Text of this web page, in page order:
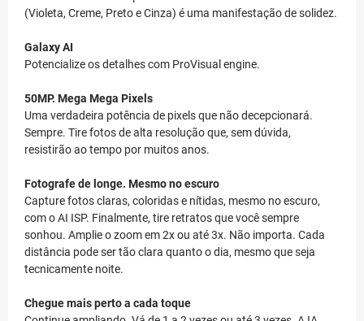
(Violeta, Creme, Preto e Cinza) é uma manifestação de solidez.
Galaxy AI
Potencialize os detalhes com ProVisual engine.
50MP. Mega Mega Pixels
Uma verdadeira potência de pixels que não decepcionará.
Sempre. Tire fotos de alta resolução que, sem dúvida,
resistirão ao tempo por muitos anos.
Fotografe de longe. Mesmo no escuro
Capture fotos claras, coloridas e nítidas, mesmo no escuro,
com o AI ISP. Finalmente, tire retratos que você sempre
sonhou. Amplie o zoom em 2x ou até 3x. Não importa. Cada
distância pode ser tão clara quanto o dia, mesmo que seja
tecnicamente noite.
Chegue mais perto a cada toque